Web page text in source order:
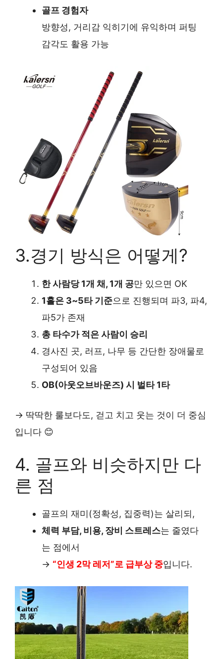
골프 경험자
방향성, 거리감 익히기에 유익하며 퍼팅
감각도 활용 가능
3.경기 방식은 어떻게?
한 사람당 1개 채, 1개 공만 있으면 OK
1홀은 3~5타 기준으로 진행되며 파3, 파4,
파5가 존재
총 타수가 적은 사람이 승리
경사진 곳, 러프, 나무 등 간단한 장애물로
구성되어 있음
OB(아웃오브바운즈) 시 벌타 1타
→ 딱딱한 룰보다도, 걷고 치고 웃는 것이 더 중심
입니다 😊
4. 골프와 비슷하지만 다
른 점
골프의 재미(정확성, 집중력)는 살리되,
체력 부담, 비용, 장비 스트레스는 줄였다
는 점에서
→ “인생 2막 레저”로 급부상 중입니다.